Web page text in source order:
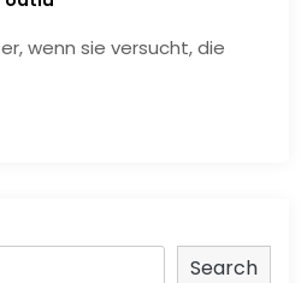
wenn sie versucht, die
Search